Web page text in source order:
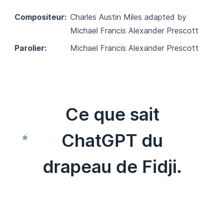
Compositeur: Charles Austin Miles adapted by
Michael Francis Alexander Prescott
Parolier:
Michael Francis Alexander Prescott
Ce que sait
ChatGPT du
drapeau de Fidji.